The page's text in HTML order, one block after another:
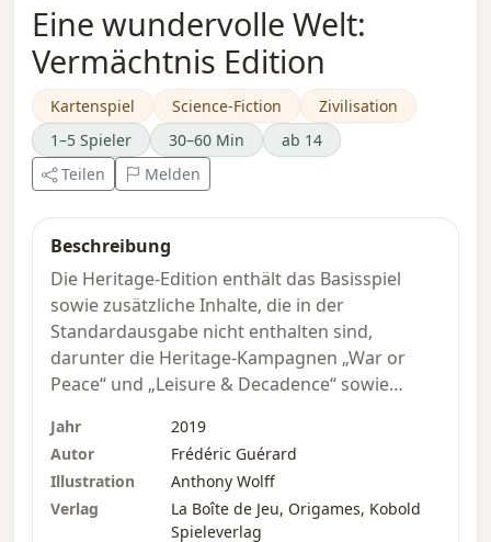
Eine wundervolle Welt:
Vermächtnis Edition
Kartenspiel Science-Fiction
Zivilisation
1–5 Spieler
30–60 Min
ab 14
Teilen
Melden
Beschreibung
Die Heritage-Edition enthält das Basisspiel
sowie zusätzliche Inhalte, die in der
Standardausgabe nicht enthalten sind,
darunter die Heritage-Kampagnen „War or
Peace“ und „Leisure & Decadence“ sowie
Über das Spiel:
In „It’s a Wonderful World“ bist du ein
expandierendes Imperium und musst deinen
Jahr
2019
Autor
Frédéric Guérard
Illustration
Anthony Wolff
Verlag
La Boîte de Jeu, Origames, Kobold
Spieleverlag